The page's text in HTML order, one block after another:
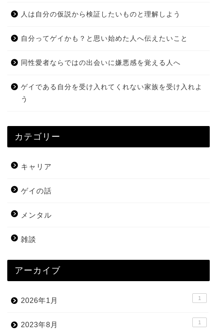
人は自分の仮説から検証したいものと理解しよう
自分ってゲイかも？と思い始めた人へ伝えたいこと
同性愛者ならではの出会いに嫌悪感を覚える人へ
ゲイである自分を受け入れてくれない家族を受け入れよ
う
カテゴリー
キャリア
ゲイの話
メンタル
雑談
アーカイブ
2026年1月 1
2023年8月 1